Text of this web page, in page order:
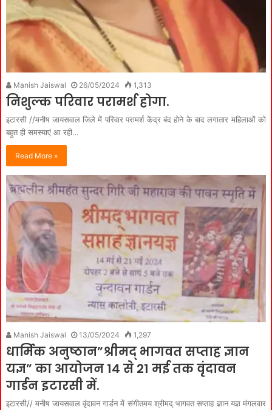
Manish Jaiswal 26/05/2024 1,313
निशुल्क परिवार परामर्श होगा.
इटारसी //मनीष जायसवाल जिले में परिवार परामर्श केंद्र बंद होने के बाद लगातार महिलाओं को
बहुत ही समस्याएं आ रही…
Read More »
Manish Jaiswal 13/05/2024 1,297
धार्मिक अनुष्ठान”श्रीमद् भागवत सप्ताह ज्ञान
यज्ञ” का आयोजन 14 से 21 मई तक वृंदावन
गार्डन इटारसी में.
इटारसी// मनीष जायसवाल वृंदावन गार्डन में संगीतमय श्रीमद् भागवत सप्ताह ज्ञान यज्ञ मंगलवार